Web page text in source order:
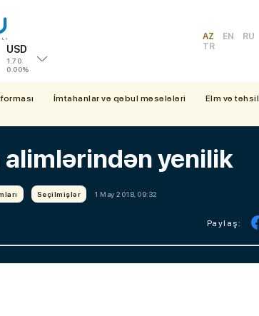
USD
1.70
0.00%
AZ EN
RU
TR
İmtahanlar və qəbul məsələləri Elm və təhsil
yenilik
Seçilmişlər 1 May 2018, 09:32
Paylaş: